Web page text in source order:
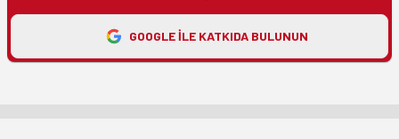
GOOGLE ILE KATKIDA BULUNUN